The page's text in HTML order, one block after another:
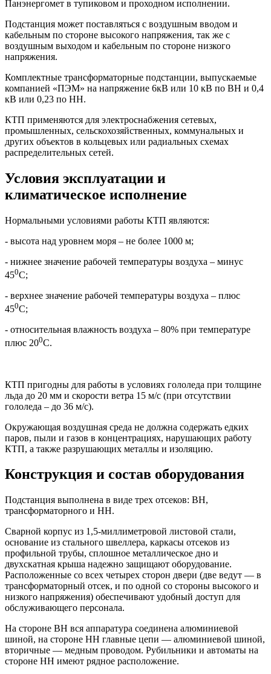
Панэнергомет в тупиковом и проходном исполнении.
Подстанция может поставляться с воздушным вводом и
кабельным по стороне высокого напряжения, так же с
воздушным выходом и кабельным по стороне низкого
напряжения.
Комплектные трансформаторные подстанции, выпускаемые
компанией «ПЭМ» на напряжение 6кВ или 10 кВ по ВН и 0,4
кВ или 0,23 по НН.
КТП применяются для электроснабжения сетевых,
промышленных, сельскохозяйственных, коммунальных и
других объектов в кольцевых или радиальных схемах
распределительных сетей.
Условия эксплуатации и
климатическое исполнение
Нормальными условиями работы КТП являются:
- высота над уровнем моря – не более 1000 м;
- нижнее значение рабочей температуры воздуха – минус
450С;
- верхнее значение рабочей температуры воздуха – плюс
450С;
- относительная влажность воздуха – 80% при температуре
плюс 200С.
КТП пригодны для работы в условиях гололеда при толщине
льда до 20 мм и скорости ветра 15 м/с (при отсутствии
гололеда – до 36 м/с).
Окружающая воздушная среда не должна содержать едких
паров, пыли и газов в концентрациях, нарушающих работу
КТП, а также разрушающих металлы и изоляцию.
Конструкция и состав оборудования
Подстанция выполнена в виде трех отсеков: ВН,
трансформаторного и НН.
Сварной корпус из 1,5-миллиметровой листовой стали,
основание из стального швеллера, каркасы отсеков из
профильной трубы, сплошное металлическое дно и
двухскатная крыша надежно защищают оборудование.
Расположенные со всех четырех сторон двери (две ведут — в
трансформаторный отсек, и по одной со стороны высокого и
низкого напряжения) обеспечивают удобный доступ для
обслуживающего персонала.
На стороне ВН вся аппаратура соединена алюминиевой
шиной, на стороне НН главные цепи — алюминиевой шиной,
вторичные — медным проводом. Рубильники и автоматы на
стороне НН имеют рядное расположение.